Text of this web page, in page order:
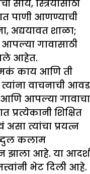
सोय, स्त्रियांसाठी
पाणी आणण्याची
अद्ययावत शाळा;
गावासाठी
आहेत.
काय आणि ती
वाचनाची आवड
आपल्या गावाचा
शिक्षित
त्यांचा प्रयत्न
कलाम
झाला आहे. या आदर्श
भेट दिली आहे.